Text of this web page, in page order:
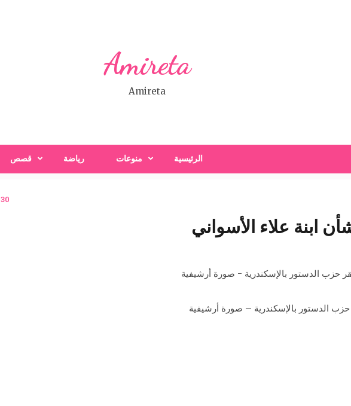
Amireta
Amireta
الرئيسية منوعات رياضة قصص
30 September 2017
ابنة علاء الأسواني
حزب الدستور بالإسكندرية – صورة أرشيفية